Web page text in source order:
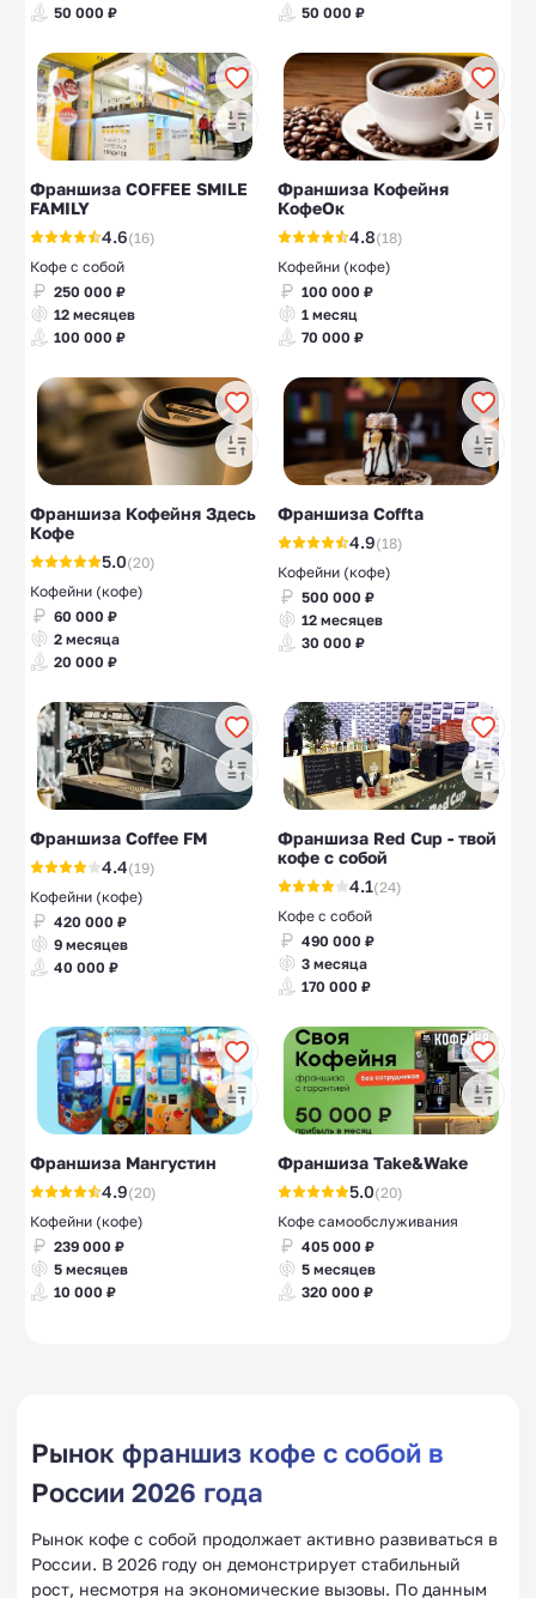
50 000 ₽
50 000 ₽
Франшиза COFFEE SMILE
FAMILY
4.6(16)
Кофе с собой
250 000 ₽
12 месяцев
100 000 ₽
Франшиза Кофейня
КофеОк
4.8(18)
Кофейни (кофе)
100 000 ₽
1 месяц
70 000 ₽
Франшиза Кофейня Здесь
Кофе
5.0(20)
Кофейни (кофе)
60 000 ₽
2 месяца
20 000 ₽
Франшиза Coffta
4.9(18)
Кофейни (кофе)
500 000 ₽
12 месяцев
30 000 ₽
Франшиза Coffee FM
4.4(19)
Кофейни (кофе)
420 000 ₽
9 месяцев
40 000 ₽
Франшиза Red Cup - твой
кофе с собой
4.1(24)
Кофе с собой
490 000 ₽
3 месяца
170 000 ₽
Франшиза Мангустин
4.9(20)
Кофейни (кофе)
239 000 ₽
5 месяцев
10 000 ₽
Франшиза Take&Wake
5.0(20)
Кофе самообслуживания
405 000 ₽
5 месяцев
320 000 ₽
Рынок франшиз кофе с собой в
России 2026 года
Рынок кофе с собой продолжает активно развиваться в
России. В 2026 году он демонстрирует стабильный
рост, несмотря на экономические вызовы. По данным